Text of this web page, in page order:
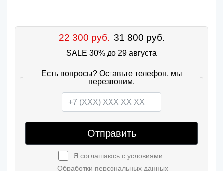
22 300 руб. 31 800 руб.
SALE 30% до 29 августа
Есть вопросы? Оставьте телефон, мы
перезвоним.
Отправить
Я соглашаюсь с условиями:
Обработки персональных данных